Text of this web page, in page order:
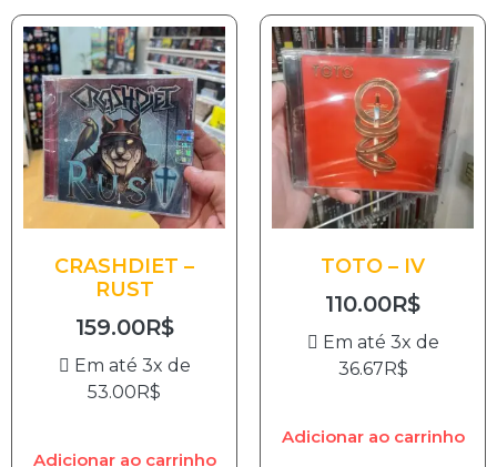
CRASHDIET –
RUST
159.00R$
Em até 3x de
53.00R$
Adicionar ao carrinho
TOTO – IV
110.00R$
Em até 3x de
36.67R$
Adicionar ao carrinho